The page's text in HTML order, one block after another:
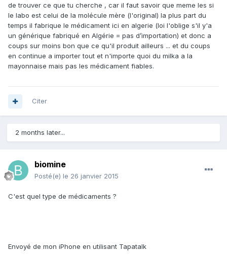
de trouver ce que tu cherche , car il faut savoir que meme les si
le labo est celui de la molécule mère (l'original) la plus part du
temps il fabrique le médicament ici en algerie (loi l'oblige s'il y'a
un générique fabriqué en Algérie = pas d’importation) et donc a
coups sur moins bon que ce qu'il produit ailleurs ... et du coups
en continue a importer tout et n'importe quoi du milka a la
mayonnaise mais pas les médicament fiables.
Citer
2 months later...
biomine
Posté(e) le 26 janvier 2015
C'est quel type de médicaments ?
Envoyé de mon iPhone en utilisant Tapatalk